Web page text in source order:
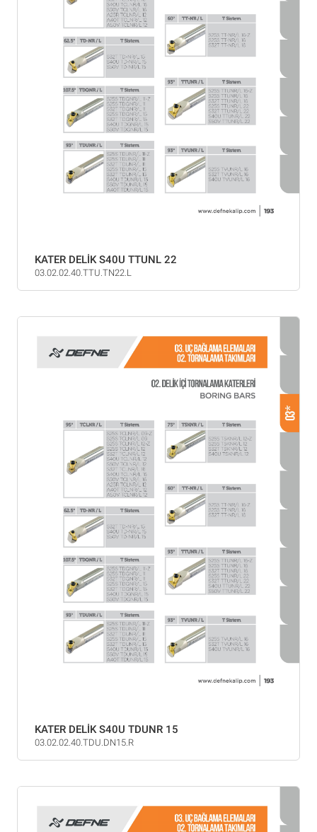
KATER DELİK S40U TTUNL 22
03.02.02.40.TTU.TN22.L
KATER DELİK S40U TDUNR 15
03.02.02.40.TDU.DN15.R